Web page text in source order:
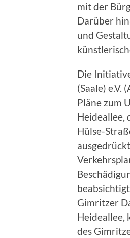
mit der
Darüber
und
Die
(Saale)
Pläne zum
Heideallee,
Hülse-
Gimritzer
Heideallee,
des